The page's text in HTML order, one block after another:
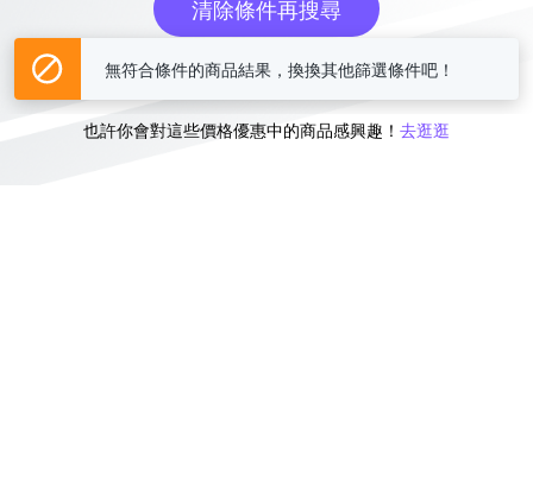
清除條件再搜尋
或
也許你會對這些價格優惠中的商品感興趣！ 去逛逛
無符合條件的商品結果，換換其他篩選條件吧！